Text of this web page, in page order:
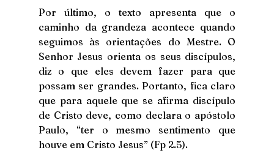
Por último, o texto apresenta que o
caminho da grandeza acontece quando
seguimos às orientações do Mestre. O
Senhor Jesus orienta os seus discípulos,
diz o que eles devem fazer para que
possam ser grandes. Portanto, fica claro
que para aquele que se afirma discípulo
de Cristo deve, como declara o apóstolo
Paulo, “ter o mesmo sentimento que
houve em Cristo Jesus” (Fp 2.5).